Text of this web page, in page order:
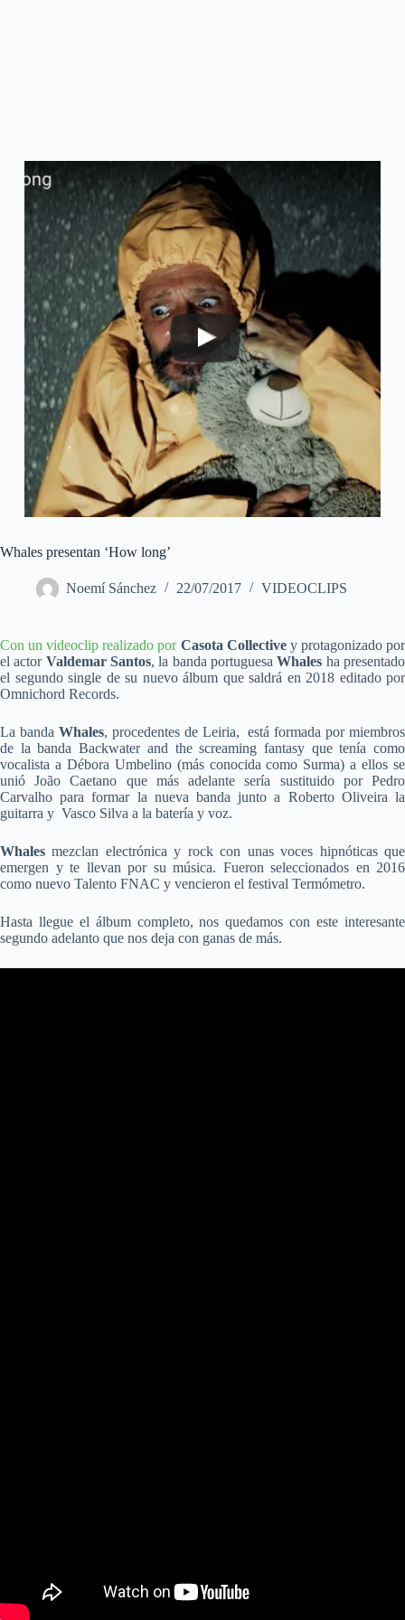
Whales presentan ‘How long’
Noemí Sánchez 22/07/2017 VIDEOCLIPS
Con un videoclip realizado por Casota Collectivey protagonizado por
el actor Valdemar Santos, la banda portuguesaWhales ha presentado
el segundo single de su nuevo álbum que saldrá en 2018 editado por
Omnichord Records.
La banda Whales, procedentes de Leiria, está formada por miembros
de la banda Backwater and the screaming fantasy que tenía como
vocalista a Débora Umbelino (más conocida como Surma) a ellos se
unió João Caetano que más adelante sería sustituido por Pedro
Carvalho para formar la nueva banda junto a Roberto Oliveira la
guitarra y Vasco Silva a la batería y voz.
Whales mezclan electrónica y rock con unas voces hipnóticas que
emergen y te llevan por su música. Fueron seleccionados en 2016
como nuevo Talento FNAC y vencieron el festival Termómetro.
Hasta llegue el álbum completo, nos quedamos con este interesante
segundo adelanto que nos deja con ganas de más.